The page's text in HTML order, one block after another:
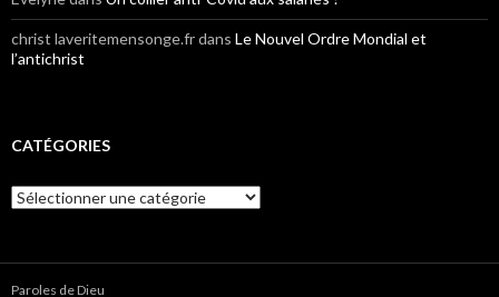
christ laveritemensonge.frdans Le Nouvel Ordre Mondial et
l’antichrist
CATÉGORIES
Catégories
Paroles de Dieu